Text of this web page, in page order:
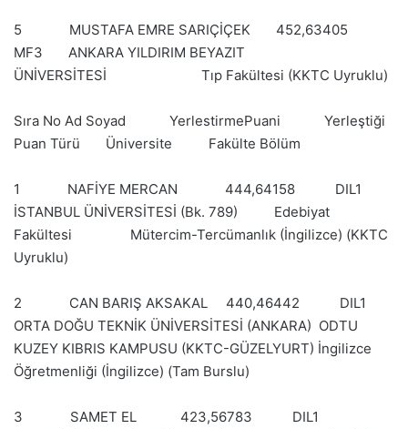
5 MUSTAFA EMRE SARIÇİÇEK 452,63405
MF3 ANKARA YILDIRIM BEYAZIT
ÜNİVERSİTESİ Tıp Fakültesi (KKTC Uyruklu)
Sıra No Ad Soyad YerlestirmePuani Yerleştiği
Puan Türü Üniversite Fakülte Bölüm
1 NAFİYE MERCAN 444,64158 DIL1
İSTANBUL ÜNİVERSİTESİ (Bk. 789) Edebiyat
Fakültesi Mütercim-Tercümanlık (İngilizce) (KKTC
Uyruklu)
2 CAN BARIŞ AKSAKAL 440,46442 DIL1
ORTA DOĞU TEKNİK ÜNİVERSİTESİ (ANKARA) ODTU
KUZEY KIBRIS KAMPUSU (KKTC-GÜZELYURT) İngilizce
Öğretmenliği (İngilizce) (Tam Burslu)
3 SAMET EL 423,56783 DIL1